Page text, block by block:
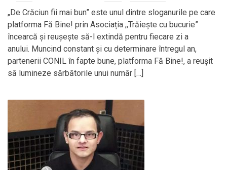
„De Crăciun fii mai bun” este unul dintre sloganurile pe care
platforma Fă Bine! prin Asociația ,,Trăiește cu bucurie”
încearcă și reușește să-l extindă pentru fiecare zi a
anului. Muncind constant și cu determinare întregul an,
partenerii CONIL în fapte bune, platforma Fă Bine!, a reușit
să lumineze sărbătorile unui număr […]